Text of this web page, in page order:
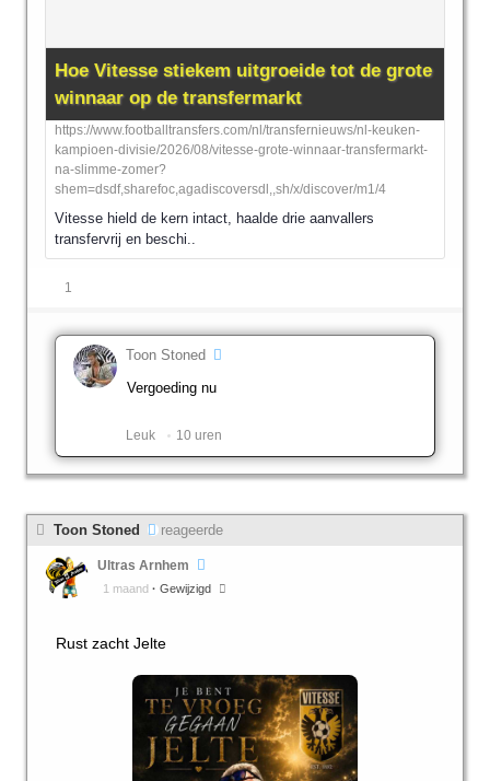
Hoe Vitesse stiekem uitgroeide tot de grote
winnaar op de transfermarkt
https://www.footballtransfers.com/nl/transfernieuws/nl-keuken-
kampioen-divisie/2026/08/vitesse-grote-winnaar-transfermarkt-
na-slimme-zomer?
shem=dsdf,sharefoc,agadiscoversdl,,sh/x/discover/m1/4
Vitesse hield de kern intact, haalde drie aanvallers
transfervrij en beschi..
1
Toon Stoned
Vergoeding nu
Leuk ️ 10 uren
Toon Stoned reageerde
Ultras Arnhem
1 maand · Gewijzigd
Rust zacht Jelte